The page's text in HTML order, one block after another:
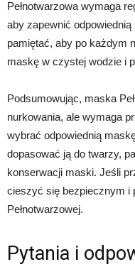
Pełnotwarzowa wymaga
aby zapewnić
pamiętać, aby po każdym
maskę w czystej wodzie i
Podsumowując, maska
nurkowania, ale wymaga
wybrać odpowiednią
dopasować ją do twarzy,
konserwacji maski. Jeśli
cieszyć się bezpiecznym i
Pełnotwarzowej.
Pytania i